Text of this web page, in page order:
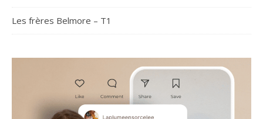
Les frères Belmore – T1